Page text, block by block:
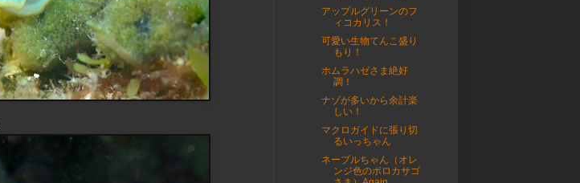
アップルグリーンのフ
ィコカリス！
可愛い生物てんこ盛り
もり！
ホムラハゼさま絶好
調！
ナゾが多いから余計楽
しい！
マクロガイドに張り切
るいっちゃん
ネーブルちゃん（オレ
ンジ色のボロカサゴ